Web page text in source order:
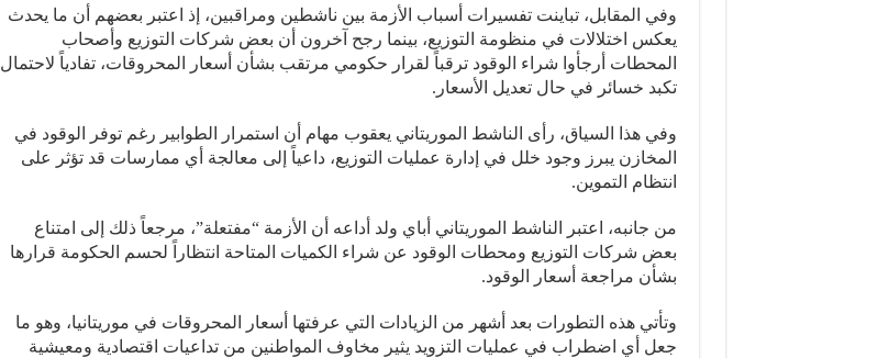
وفي المقابل، تباينت تفسيرات أسباب الأزمة بين ناشطين ومراقبين، إذ اعتبر بعضهم أن ما يحدث
يعكس اختلالات في منظومة التوزيع، بينما رجح آخرون أن بعض شركات التوزيع وأصحاب
المحطات أرجأوا شراء الوقود ترقباً لقرار حكومي مرتقب بشأن أسعار المحروقات، تفادياً لاحتمال
تكبد خسائر في حال تعديل الأسعار.
وفي هذا السياق، رأى الناشط الموريتاني يعقوب مهام أن استمرار الطوابير رغم توفر الوقود في
المخازن يبرز وجود خلل في إدارة عمليات التوزيع، داعياً إلى معالجة أي ممارسات قد تؤثر على
انتظام التموين.
من جانبه، اعتبر الناشط الموريتاني أباي ولد أداعه أن الأزمة “مفتعلة”، مرجعاً ذلك إلى امتناع
بعض شركات التوزيع ومحطات الوقود عن شراء الكميات المتاحة انتظاراً لحسم الحكومة قرارها
بشأن مراجعة أسعار الوقود.
وتأتي هذه التطورات بعد أشهر من الزيادات التي عرفتها أسعار المحروقات في موريتانيا، وهو ما
جعل أي اضطراب في عمليات التزويد يثير مخاوف المواطنين من تداعيات اقتصادية ومعيشية